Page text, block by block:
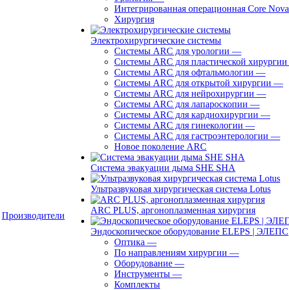
Производители
Интегрированная операционная Core Nova
Хирургия
Электрохирургические системы
Системы ARC для урологии —
Системы ARC для пластической хирургии
Системы ARC для офтальмологии —
Системы ARC для открытой хирургии —
Системы ARC для нейрохирургии —
Системы ARC для лапароскопии —
Системы ARC для кардиохирургии —
Системы ARC для гинекологии —
Системы ARC для гастроэнтерологии —
Новое поколение ARC
Система эвакуации дыма SHE SHA
Ультразвуковая хирургическая система Lotus
ARC PLUS, аргоноплазменная хирургия
Эндоскопическое оборудование ELEPS | ЭЛЕПС
Оптика —
По направлениям хирургии —
Оборудование —
Инструменты —
Комплекты